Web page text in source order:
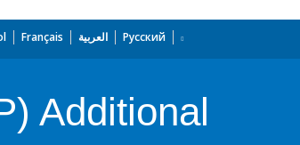
Français العربية Русский
Additional